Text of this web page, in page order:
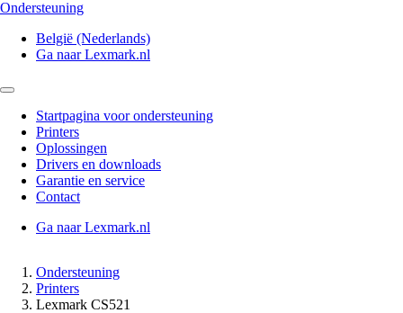
Ondersteuning
België (Nederlands)
Ga naar Lexmark.nl
Startpagina voor ondersteuning
Printers
Oplossingen
Drivers en downloads
Garantie en service
Contact
Ga naar Lexmark.nl
Ondersteuning
Printers
Lexmark CS521